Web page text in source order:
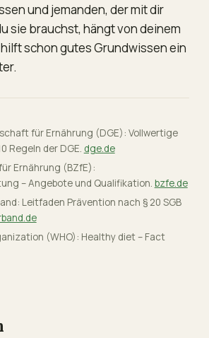
und jemanden, der mit dir
sie brauchst, hängt von deinem
schon gutes Grundwissen ein
für Ernährung (DGE): Vollwertige
Regeln der DGE. dge.de
Ernährung (BZfE):
– Angebote und Qualifikation. bzfe.de
Leitfaden Prävention nach § 20 SGB
(WHO): Healthy diet – Fact